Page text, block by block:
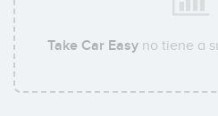
Take Car Easyno tiene a